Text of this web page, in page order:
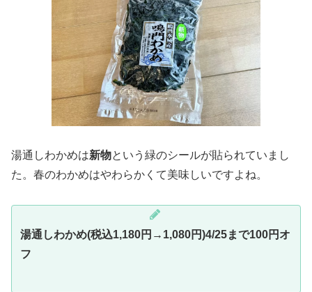
湯通しわかめは新物という緑のシールが貼られていまし
た。春のわかめはやわらかくて美味しいですよね。
湯通しわかめ(税込1,180円→1,080円)4/25まで100円オ
フ